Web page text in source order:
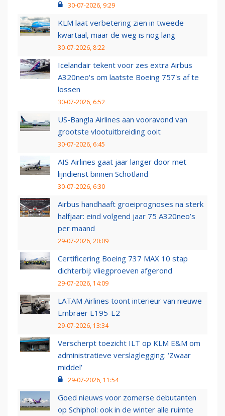
30-07-2026, 9:29
KLM laat verbetering zien in tweede
kwartaal, maar de weg is nog lang
30-07-2026, 8:22
Icelandair tekent voor zes extra Airbus
A320neo's om laatste Boeing 757's af te
lossen
30-07-2026, 6:52
US-Bangla Airlines aan vooravond van
grootste vlootuitbreiding ooit
30-07-2026, 6:45
AIS Airlines gaat jaar langer door met
lijndienst binnen Schotland
30-07-2026, 6:30
Airbus handhaaft groeiprognoses na sterk
halfjaar: eind volgend jaar 75 A320neo’s
per maand
29-07-2026, 20:09
Certificering Boeing 737 MAX 10 stap
dichterbij: vliegproeven afgerond
29-07-2026, 14:09
LATAM Airlines toont interieur van nieuwe
Embraer E195-E2
29-07-2026, 13:34
Verscherpt toezicht ILT op KLM E&M om
administratieve verslaglegging: ‘Zwaar
middel’
29-07-2026, 11:54
Goed nieuws voor zomerse debutanten
op Schiphol: ook in de winter alle ruimte